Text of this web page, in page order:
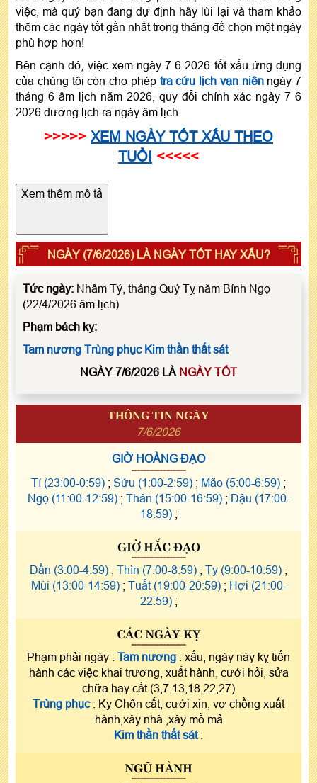
việc, mà quý bạn đang dự định hãy lùi lại và tham khảo
thêm các ngày tốt gần nhất trong tháng để chọn một ngày
phù hợp hơn!
Bên cạnh đó, việc xem ngày 7 6 2026 tốt xấu ứng dụng
của chúng tôi còn cho phép tra cứu lịch vạn niênngày 7
tháng 6 âm lịch năm 2026, quy đổi chính xác ngày 7 6
2026 dương lịch ra ngày âm lịch.
>>>>> XEM NGÀY TỐT XẤU THEO
TUỔI <<<<<
Xem thêm mô tả
NGÀY (7/6/2026) LÀ NGÀY TỐT HAY XẤU?
Tức ngày: Nhâm Tý, tháng Quý Tỵ năm Bính Ngọ
(22/4/2026 âm lịch)
Phạm bách kỵ:
Tam nương Trùng phục Kim thần thất sát
NGÀY 7/6/2026 LÀ NGÀY TỐT
THÔNG TIN NGÀY
7/6/2026
GIỜ HOÀNG ĐẠO
Tí (23:00-0:59) ; Sửu (1:00-2:59) ; Mão (5:00-6:59) ;
Ngọ (11:00-12:59); Thân (15:00-16:59); Dậu (17:00-
18:59);
GIỜ HẮC ĐẠO
Dần (3:00-4:59) ; Thìn (7:00-8:59) ; Tỵ (9:00-10:59) ;
Mùi (13:00-14:59); Tuất (19:00-20:59); Hợi (21:00-
22:59);
CÁC NGÀY KỴ
Phạm phải ngày : Tam nương : xấu, ngày này kỵ tiến
hành các việc khai trương, xuất hành, cưới hỏi, sửa
chữa hay cất (3,7,13,18,22,27)
Trùng phục: Kỵ Chôn cất, cưới xin, vợ chồng xuất
hành,xây nhà ,xây mồ mả
Kim thần thất sát:
NGŨ HÀNH